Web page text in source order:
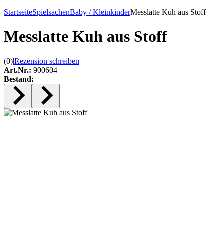
StartseiteSpielsachenBaby / KleinkinderMesslatte Kuh aus Stoff
Messlatte Kuh aus Stoff
(0)|Rezension schreiben
Art.Nr.: 900604
Bestand: